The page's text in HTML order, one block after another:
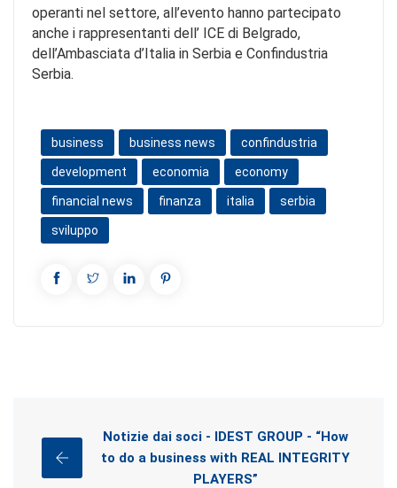
operanti nel settore, all’evento hanno partecipato
anche i rappresentanti dell’ ICE di Belgrado,
dell’Ambasciata d’Italia in Serbia e Confindustria
Serbia.
business business news confindustria
development economia economy
financial news finanza italia serbia
sviluppo
Notizie dai soci - IDEST GROUP - “How
to do a business with REAL INTEGRITY
PLAYERS”